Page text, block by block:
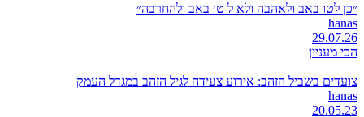
״כן לטו באב ולאהבה ולא ל ט׳ באב ולהחרבה״
hanas
29.07.26
הכי מעניין
צועדים בשביל הזהב: אירוע צעידה לגיל הזהב במגדל העמק
hanas
20.05.23